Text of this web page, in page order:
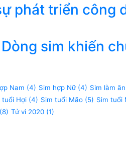
phát triển công
sim khiến
Nam (4) Sim hợp Nữ(4) Sim làm ăn
tuổi Hợi (4) Sim tuổi Mão (5) Sim tuổi
(8) Tử vi 2020 (1)